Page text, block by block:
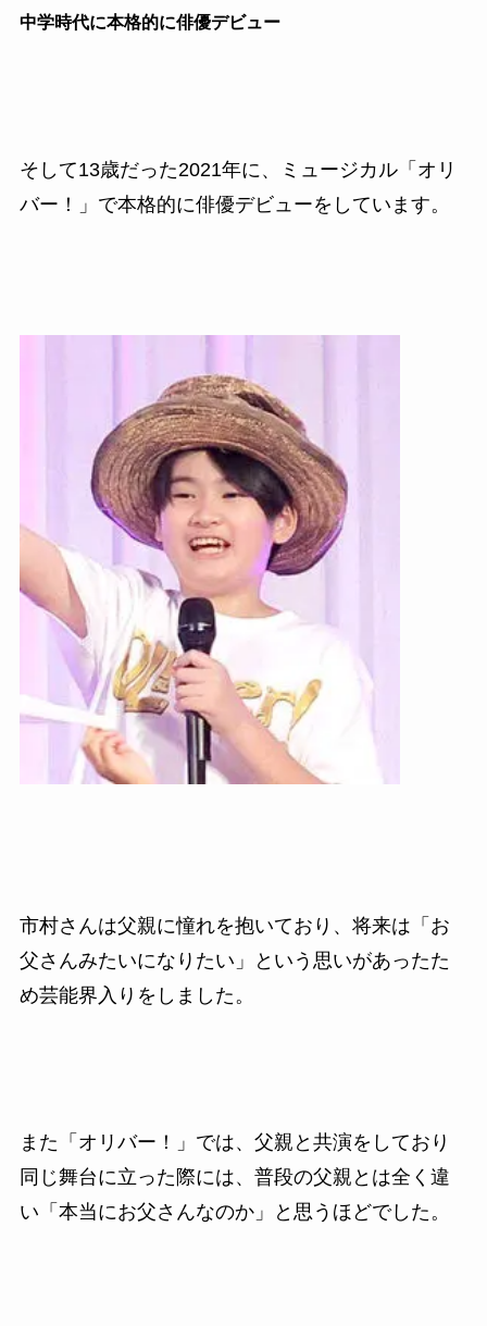
中学時代に本格的に俳優デビュー
そして13歳だった2021年に、ミュージカル「オリ
バー！」で本格的に俳優デビューをしています。
市村さんは父親に憧れを抱いており、将来は「お
父さんみたいになりたい」という思いがあったた
め芸能界入りをしました。
また「オリバー！」では、父親と共演をしており
同じ舞台に立った際には、普段の父親とは全く違
い「本当にお父さんなのか」と思うほどでした。